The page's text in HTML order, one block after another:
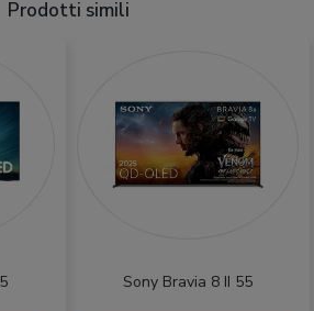
Prodotti simili
Sony Bravia 8 II 55